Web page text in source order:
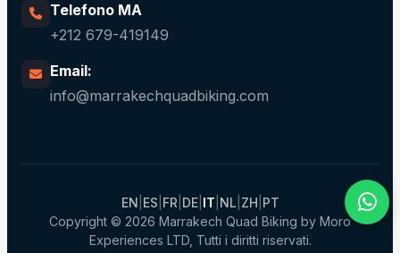
Telefono MA
+212 679-419149
Email:
info@marrakechquadbiking.com
Copyright © 2026 Marrakech Quad Biking by Moro
Experiences LTD, Tutti i diritti riservati.
EN ES FR DE| IT NL ZH PT